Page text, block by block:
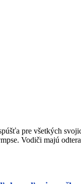
pre všetkých
Vodiči majú